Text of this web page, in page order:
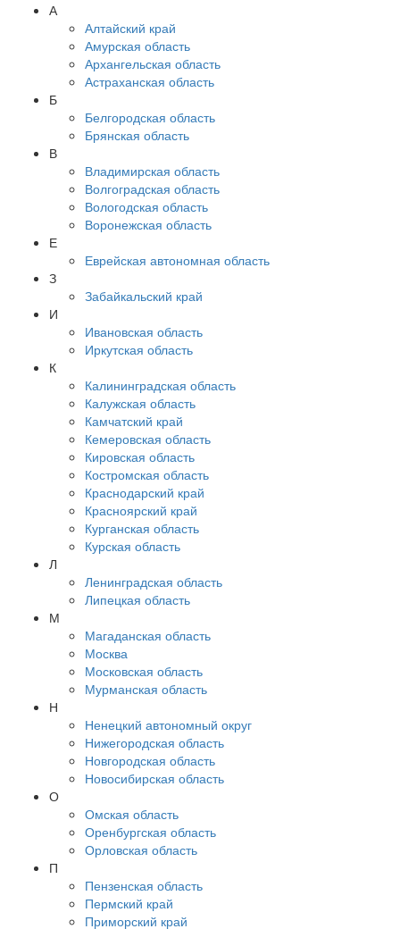
А
Алтайский край
Амурская область
Архангельская область
Астраханская область
Б
Белгородская область
Брянская область
В
Владимирская область
Волгоградская область
Вологодская область
Воронежская область
Е
Еврейская автономная область
З
Забайкальский край
И
Ивановская область
Иркутская область
К
Калининградская область
Калужская область
Камчатский край
Кемеровская область
Кировская область
Костромская область
Краснодарский край
Красноярский край
Курганская область
Курская область
Л
Ленинградская область
Липецкая область
М
Магаданская область
Москва
Московская область
Мурманская область
Н
Ненецкий автономный округ
Нижегородская область
Новгородская область
Новосибирская область
О
Омская область
Оренбургская область
Орловская область
П
Пензенская область
Пермский край
Приморский край